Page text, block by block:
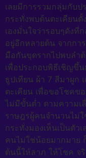
เลยมีการรวมกลุ่มกับ
กระทั่งพบต้นตะเคียนดั้
เองมั่นใจว่ารอบๆดังที่
อยู่อีกหลายต้น จากกา
มือกันขุดรากไปพบลำ
เพื่อประกอบพิธีเชิญขึ้
ธูปเทียน ผ้า 7 สีมาผูก
ตะเคียน เพื่อขอโชคข
ไม่มีขั้นต่ำ ตามความเ
ราษฎรผู้คนจำนวนไม่
กระทั่งมองเห็นเป็นตัว
คนไม่ใช่น้อยมากมาย
ต้นนี้ให้ลาภ ให้โชค จ